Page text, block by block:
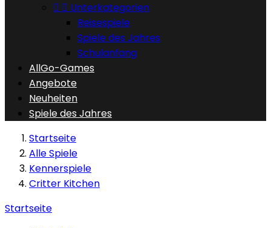
  Unterkategorien
Reisespiele
Spiele des Jahres
Schulanfang
AllGo-Games
Angebote
Neuheiten
Spiele des Jahres
Startseite
Alle Spiele
Kennerspiele
Critter Kitchen
Startseite